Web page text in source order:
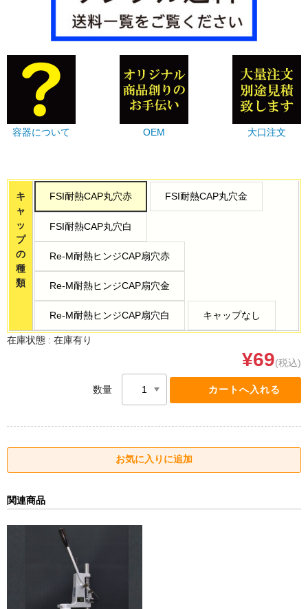
容器について OEM 大口注文
キ
ャ
ッ
プ
の
種
類
FSI耐熱CAP丸穴赤 FSI耐熱CAP丸穴金
FSI耐熱CAP丸穴白
Re-M耐熱ヒンジCAP扇穴赤
Re-M耐熱ヒンジCAP扇穴金
Re-M耐熱ヒンジCAP扇穴白 キャップなし
在庫状態 : 在庫有り
¥69(税込)
数量
関連商品